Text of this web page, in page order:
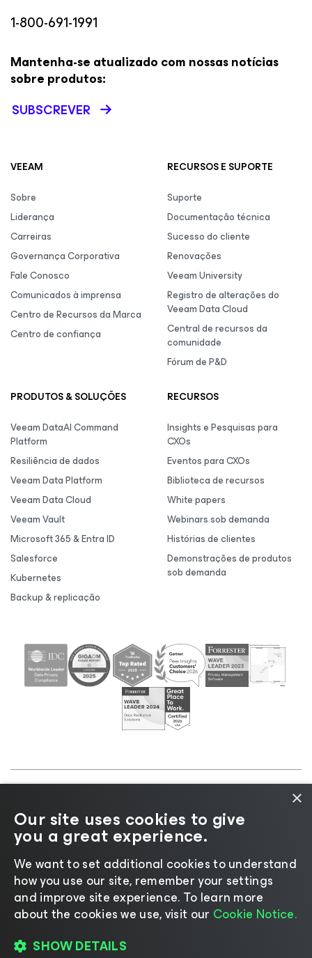
1-800-691-1991
Mantenha-se atualizado com nossas notícias
sobre produtos:
SUBSCREVER
VEEAM
Sobre
Liderança
Carreiras
Governança Corporativa
Fale Conosco
Comunicados à imprensa
Centro de Recursos da Marca
Centro de confiança
RECURSOS E SUPORTE
Suporte
Documentação técnica
Sucesso do cliente
Renovações
Veeam University
Registro de alterações do
Veeam Data Cloud
Central de recursos da
comunidade
Fórum de P&D
PRODUTOS & SOLUÇÕES
Veeam DataAI Command
Platform
Resiliência de dados
Veeam Data Platform
Veeam Data Cloud
Veeam Vault
Microsoft 365 & Entra ID
Salesforce
Kubernetes
Backup & replicação
RECURSOS
Insights e Pesquisas para
CXOs
Eventos para CXOs
Biblioteca de recursos
White papers
Webinars sob demanda
Histórias de clientes
Demonstrações de produtos
sob demanda
|
Aviso de Cookies|Jurídico|Política de
licenciamento |Recursos para Fornecedores
Mudar idioma
×
Our site uses cookies to give
you a great experience.
We want to set additional cookies to understand
how you use our site, remember your settings
and improve site experience. ​To learn more
about the cookies we use, visit our Cookie Notice.
SHOW DETAILS